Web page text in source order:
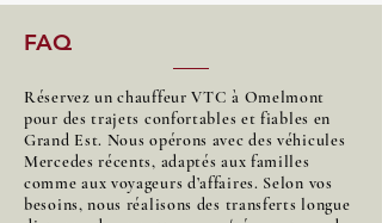
FAQ
Réservez un chauffeur VTC à Omelmont
pour des trajets confortables et fiables en
Grand Est. Nous opérons avec des véhicules
Mercedes récents, adaptés aux familles
comme aux voyageurs d’affaires. Selon vos
besoins, nous réalisons des transferts longue